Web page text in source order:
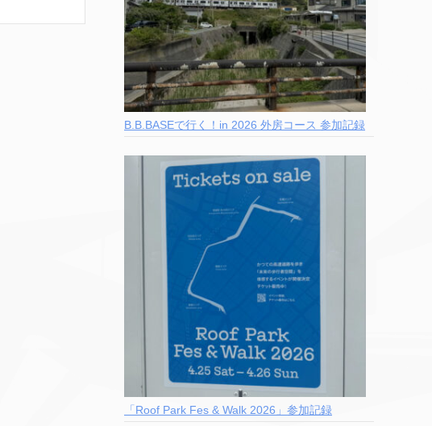
B.B.BASEで行く！in 2026 外房コース 参加記録
「Roof Park Fes & Walk 2026」参加記録